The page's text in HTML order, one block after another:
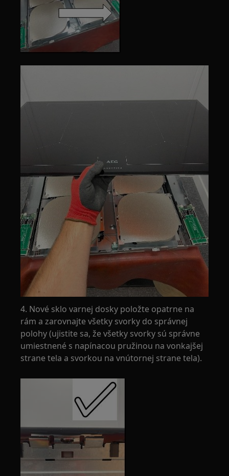
4. Nové sklo varnej dosky položte opatrne na
rám a zarovnajte všetky svorky do správnej
polohy (ujistite sa, že všetky svorky sú správne
umiestnené s napínacou pružinou na vonkajšej
strane tela a svorkou na vnútornej strane tela).